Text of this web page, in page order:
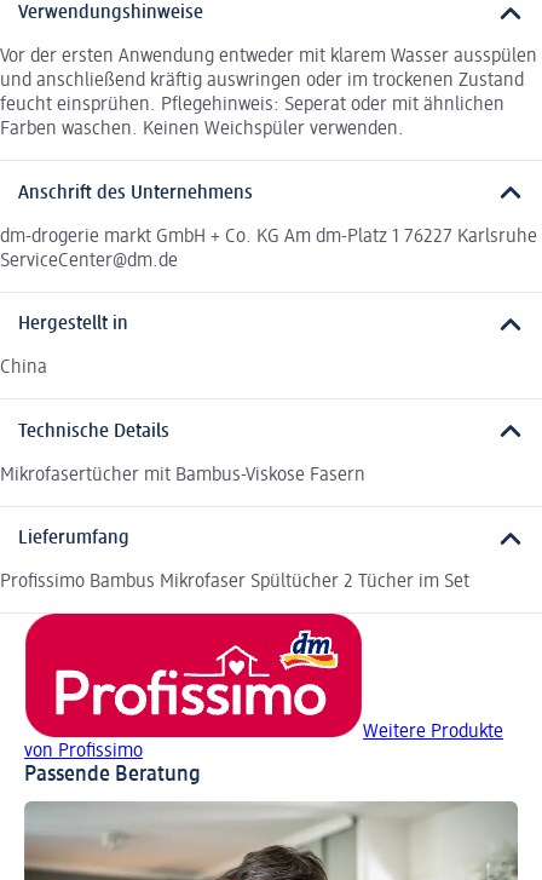
Verwendungshinweise
Vor der ersten Anwendung entweder mit klarem Wasser ausspülen
und anschließend kräftig auswringen oder im trockenen Zustand
feucht einsprühen. Pflegehinweis: Seperat oder mit ähnlichen
Farben waschen. Keinen Weichspüler verwenden.
Anschrift des Unternehmens
dm-drogerie markt GmbH + Co. KG Am dm-Platz 1 76227 Karlsruhe
ServiceCenter@dm.de
Hergestellt in
China
Technische Details
Mikrofasertücher mit Bambus-Viskose Fasern
Lieferumfang
Profissimo Bambus Mikrofaser Spültücher 2 Tücher im Set
Weitere Produkte
von Profissimo
Passende Beratung